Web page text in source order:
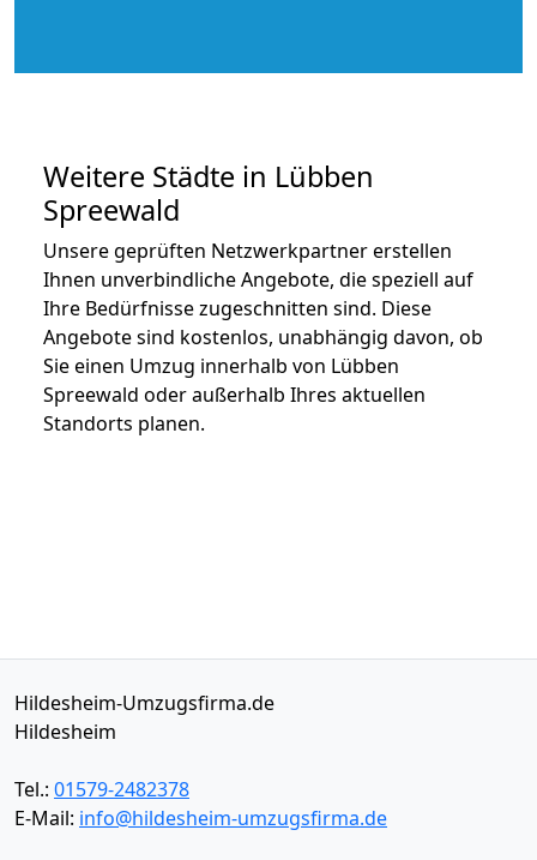
Weitere Städte in Lübben
Spreewald
Unsere geprüften Netzwerkpartner erstellen
Ihnen unverbindliche Angebote, die speziell auf
Ihre Bedürfnisse zugeschnitten sind. Diese
Angebote sind kostenlos, unabhängig davon, ob
Sie einen Umzug innerhalb von Lübben
Spreewald oder außerhalb Ihres aktuellen
Standorts planen.
Hildesheim-Umzugsfirma.de
Hildesheim
Tel.: 01579-2482378
E-Mail: info@hildesheim-umzugsfirma.de